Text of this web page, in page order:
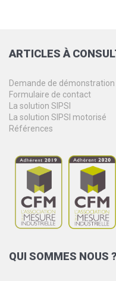
ARTICLES À
Demande de démonstration
Formulaire de contact
La solution SIPSI
La solution SIPSI motorisé
Références
QUI SOMMES NOUS ?